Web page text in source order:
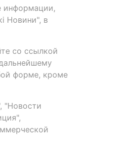
информации,
Новини", в
со ссылкой
форме, кроме
"Новости